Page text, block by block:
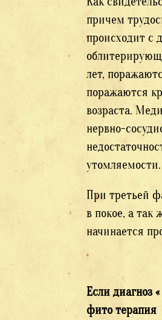
причем
происходит с
лет,
поражаются
возраста.
нервно-
утомляемости.
При третьей
в покое, а так
начинается
Если диагноз
фито терапия